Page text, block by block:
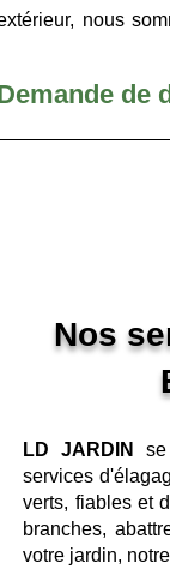
nous
de
Nos
LD JARDIN
services
verts, fiables et
branches,
votre jardin,